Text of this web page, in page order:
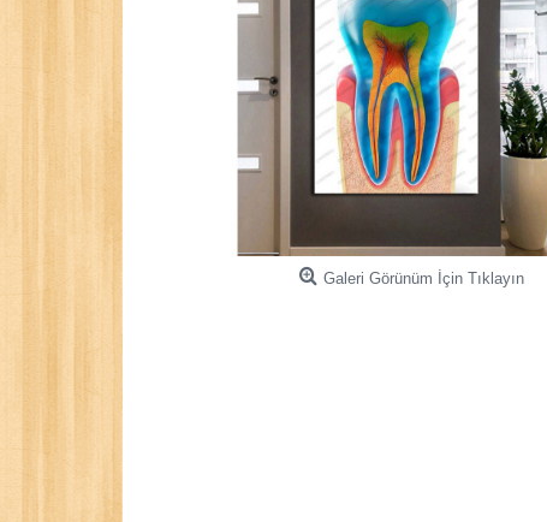
Galeri Görünüm İçin Tıklayın